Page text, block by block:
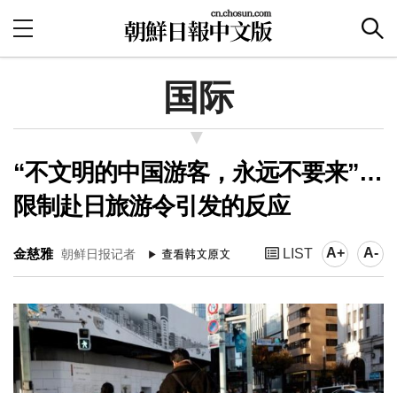
国际
“不文明的中国游客，永远不要来”…
限制赴日旅游令引发的反应
金慈雅 朝鲜日报记者 LIST A+ A-